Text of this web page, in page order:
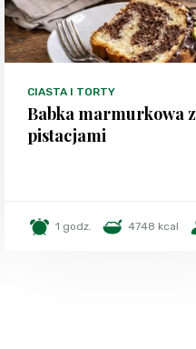
CIASTA I TORTY
Babka marmurkowa z
pistacjami
1 godz. 4748 kcal